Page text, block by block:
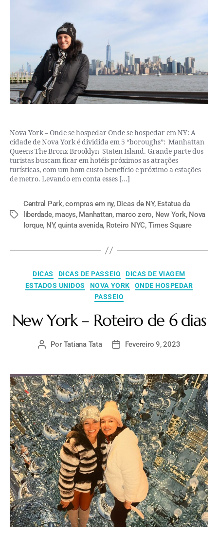
Nova York – Onde se hospedar Onde se hospedar em NY: A
cidade de Nova York é dividida em 5 “boroughs”: Manhattan
Queens The Bronx Brooklyn Staten Island. Grande parte dos
turistas buscam ficar em hotéis próximos as atrações
turísticas, com um bom custo benefício e próximo a estações
de metro. Levando em conta esses […]
Central Park,compras em ny, Dicas de NY, Estatua da
liberdade, macys, Manhattan, marco zero, New York, Nova
Iorque, NY, quinta avenida, Roteiro NYC, Times Square
DICAS DICAS DE PASSEIO
DICAS DE VIAGEM
ESTADOS UNIDOS
NOVA YORK
ONDE HOSPEDAR
PASSEIO
New York – Roteiro de 6 dias
Por Tatiana Tata Fevereiro 9, 2023